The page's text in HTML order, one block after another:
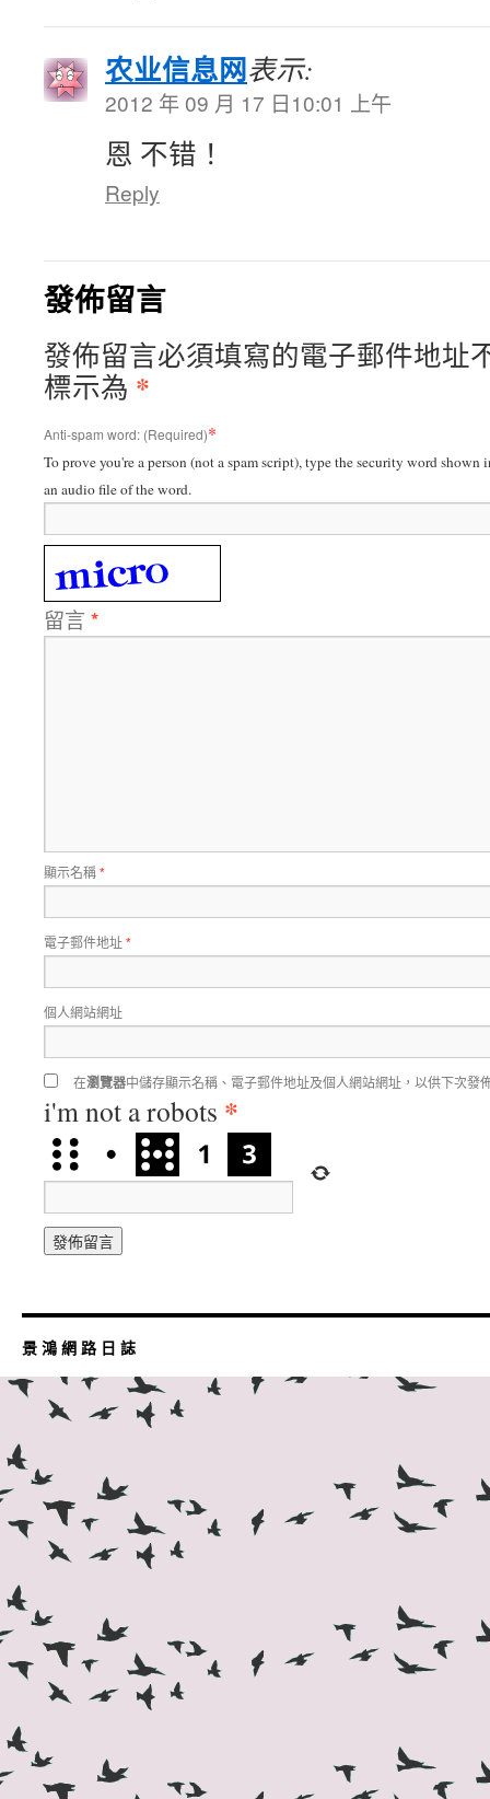
农业信息网表示:
2012 年 09 月 17 日10:01 上午
恩 不错！
Reply
發佈留言
發佈留言必須填寫的電子郵件地址
標示為 *
Anti-spam word: (Required)*
To prove you're a person (not a spam script), type the security word
an audio file of the word.
留言 *
顯示名稱*
電子郵件地址*
個人網站網址
在瀏覽器中儲存顯示名稱、電子郵件地址及個人網站網址，以供下次發
i'm not a robots *
景 鴻 網 路 日 誌